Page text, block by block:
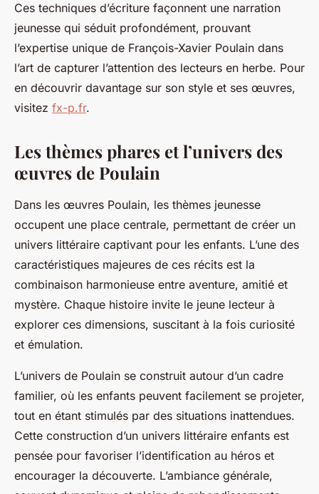
Ces techniques d’écriture façonnent une narration
jeunesse qui séduit profondément, prouvant
l’expertise unique de François-Xavier Poulain dans
l’art de capturer l’attention des lecteurs en herbe. Pour
en découvrir davantage sur son style et ses œuvres,
visitez fx-p.fr.
Les thèmes phares et l’univers des
œuvres de Poulain
Dans les œuvres Poulain, les thèmes jeunesse
occupent une place centrale, permettant de créer un
univers littéraire captivant pour les enfants. L’une des
caractéristiques majeures de ces récits est la
combinaison harmonieuse entre aventure, amitié et
mystère. Chaque histoire invite le jeune lecteur à
explorer ces dimensions, suscitant à la fois curiosité
et émulation.
L’univers de Poulain se construit autour d’un cadre
familier, où les enfants peuvent facilement se projeter,
tout en étant stimulés par des situations inattendues.
Cette construction d’un univers littéraire enfants est
pensée pour favoriser l’identification au héros et
encourager la découverte. L’ambiance générale,